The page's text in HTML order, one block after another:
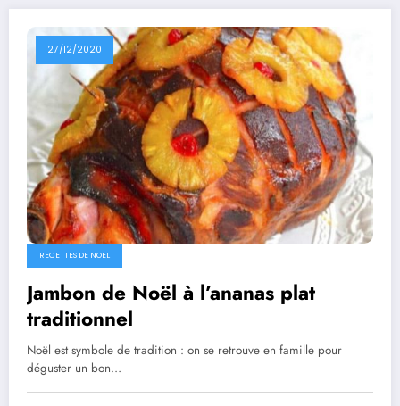
27/12/2020
RECETTES DE NOEL
Jambon de Noël à l’ananas plat
traditionnel
Noël est symbole de tradition : on se retrouve en famille pour
déguster un bon…